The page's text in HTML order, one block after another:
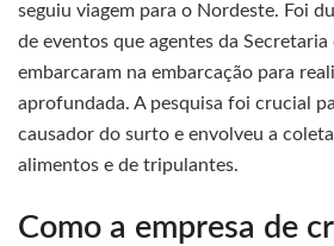
seguiu viagem para o Nordeste. Foi
de eventos que agentes da Secretaria
embarcaram na embarcação para
aprofundada. A pesquisa foi crucial
causador do surto e envolveu a
alimentos e de tripulantes.
Como a empresa de